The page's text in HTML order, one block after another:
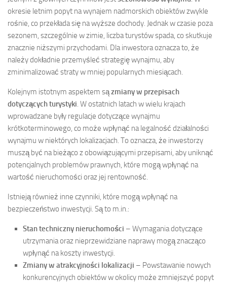
okresie letnim popyt na wynajem nadmorskich obiektów zwykle
rośnie, co przekłada się na wyższe dochody. Jednak w czasie poza
sezonem, szczególnie w zimie, liczba turystów spada, co skutkuje
znacznie niższymi przychodami. Dla inwestora oznacza to, że
należy dokładnie przemyśleć strategię wynajmu, aby
zminimalizować straty w mniej popularnych miesiącach.
Kolejnym istotnym aspektem sązmiany w przepisach
dotyczących turystyki. W ostatnich latach w wielu krajach
wprowadzane były regulacje dotyczące wynajmu
krótkoterminowego, co może wpłynąć na legalność działalności
wynajmu w niektórych lokalizacjach. To oznacza, że inwestorzy
muszą być na bieżąco z obowiązującymi przepisami, aby uniknąć
potencjalnych problemów prawnych, które mogą wpłynąć na
wartość nieruchomości oraz jej rentowność.
Istnieją również inne czynniki, które mogą wpłynąć na
bezpieczeństwo inwestycji. Są to m.in.:
Stan techniczny nieruchomości – Wymagania dotyczące
utrzymania oraz nieprzewidziane naprawy mogą znacząco
wpłynąć na koszty inwestycji.
Zmiany w atrakcyjności lokalizacji – Powstawanie nowych
konkurencyjnych obiektów w okolicy może zmniejszyć popyt